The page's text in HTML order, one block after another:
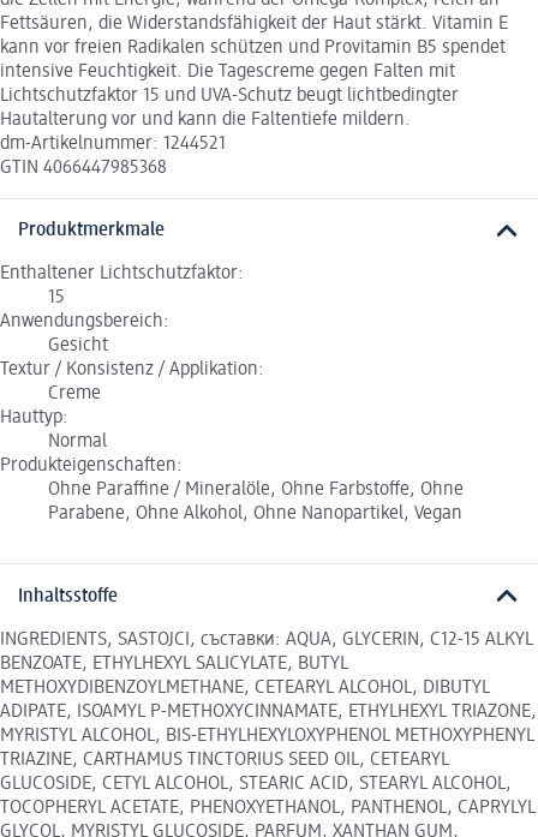
Fettsäuren, die Widerstandsfähigkeit der Haut stärkt. Vitamin E
kann vor freien Radikalen schützen und Provitamin B5 spendet
intensive Feuchtigkeit. Die Tagescreme gegen Falten mit
Lichtschutzfaktor 15 und UVA-Schutz beugt lichtbedingter
Hautalterung vor und kann die Faltentiefe mildern.
dm-Artikelnummer: 1244521
GTIN 4066447985368
Produktmerkmale
Enthaltener Lichtschutzfaktor:
15
Anwendungsbereich:
Gesicht
Textur / Konsistenz / Applikation:
Creme
Hauttyp:
Normal
Produkteigenschaften:
Ohne Paraffine / Mineralöle, Ohne Farbstoffe, Ohne
Parabene, Ohne Alkohol, Ohne Nanopartikel, Vegan
Inhaltsstoffe
INGREDIENTS, SASTOJCI, съставки: AQUA, GLYCERIN, C12-15 ALKYL
BENZOATE, ETHYLHEXYL SALICYLATE, BUTYL
METHOXYDIBENZOYLMETHANE, CETEARYL ALCOHOL, DIBUTYL
ADIPATE, ISOAMYL P-METHOXYCINNAMATE, ETHYLHEXYL TRIAZONE,
MYRISTYL ALCOHOL, BIS-ETHYLHEXYLOXYPHENOL METHOXYPHENYL
TRIAZINE, CARTHAMUS TINCTORIUS SEED OIL, CETEARYL
GLUCOSIDE, CETYL ALCOHOL, STEARIC ACID, STEARYL ALCOHOL,
TOCOPHERYL ACETATE, PHENOXYETHANOL, PANTHENOL, CAPRYLYL
GLYCOL, MYRISTYL GLUCOSIDE, PARFUM, XANTHAN GUM,